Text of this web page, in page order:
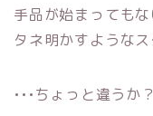
手品が始まっても
タネ明かすような
•••ちょっと違うか